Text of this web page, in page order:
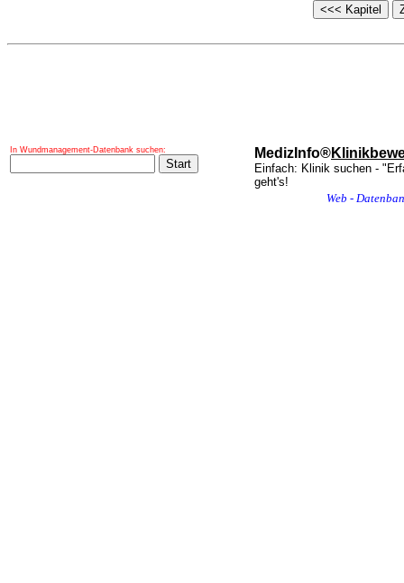
In Wundmanagement-Datenbank suchen: MedizInfo®
Einfach: Klinik suchen -
geht's!
Web -